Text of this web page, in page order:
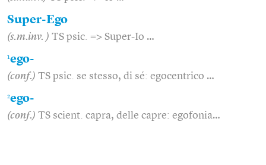
Super-Ego
(s.m.inv. ) TS psic. => Super-Io …
1ego-
(conf.) TS psic. se stesso, di sé: egocentrico …
2ego-
(conf.) TS scient. capra, delle capre: egofonia…